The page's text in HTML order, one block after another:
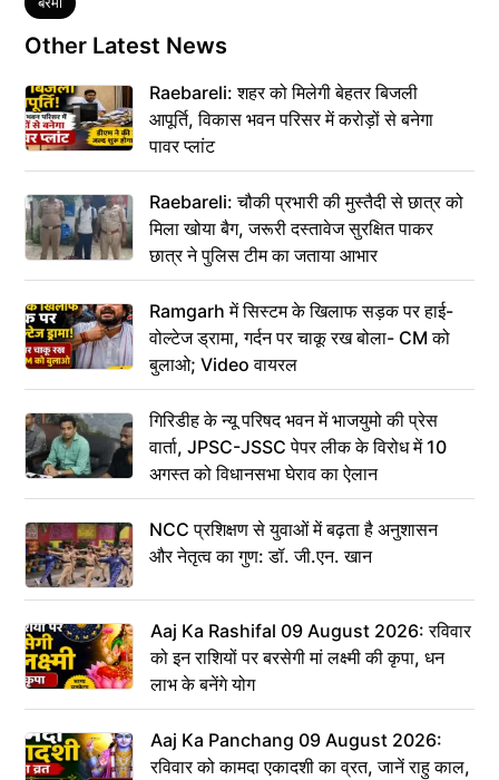
Other Latest News
Raebareli: शहर को मिलेगी बेहतर बिजली
आपूर्ति, विकास भवन परिसर में करोड़ों से बनेगा
पावर प्लांट
Raebareli: चौकी प्रभारी की मुस्तैदी से छात्र को
मिला खोया बैग, जरूरी दस्तावेज सुरक्षित पाकर
छात्र ने पुलिस टीम का जताया आभार
Ramgarh में सिस्टम के खिलाफ सड़क पर हाई-
वोल्टेज ड्रामा, गर्दन पर चाकू रख बोला- CM को
बुलाओ; Video वायरल
गिरिडीह के न्यू परिषद भवन में भाजयुमो की प्रेस
वार्ता, JPSC-JSSC पेपर लीक के विरोध में 10
अगस्त को विधानसभा घेराव का ऐलान
NCC प्रशिक्षण से युवाओं में बढ़ता है अनुशासन
और नेतृत्व का गुण: डॉ. जी.एन. खान
Aaj Ka Rashifal 09 August 2026: रविवार
को इन राशियों पर बरसेगी मां लक्ष्मी की कृपा, धन
लाभ के बनेंगे योग
Aaj Ka Panchang 09 August 2026:
रविवार को कामदा एकादशी का व्रत, जानें राहु काल,